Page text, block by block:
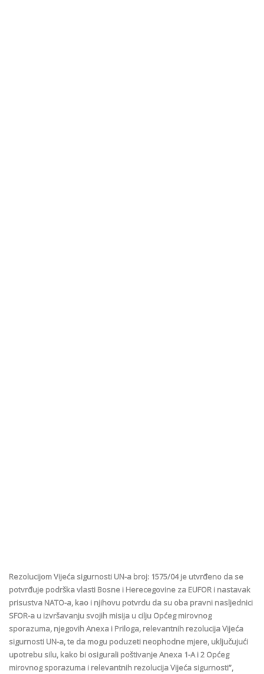
Rezolucijom Vijeća sigurnosti UN-a broj: 1575/04 je utvrđeno da se
potvrđuje podrška vlasti Bosne i Herecegovine za EUFOR i nastavak
prisustva NATO-a, kao i njihovu potvrdu da su oba pravni nasljednici
SFOR-a u izvršavanju svojih misija u cilju Općeg mirovnog
sporazuma, njegovih Anexa i Priloga, relevantnih rezolucija Vijeća
sigurnosti UN-a, te da mogu poduzeti neophodne mjere, uključujući
upotrebu silu, kako bi osigurali poštivanje Anexa 1-A i 2 Općeg
mirovnog sporazuma i relevantnih rezolucija Vijeća sigurnosti”,